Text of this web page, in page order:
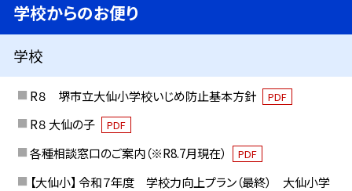
学校からのお便り
学校
R８ 堺市立大仙小学校いじめ防止基本方針 PDF
R８ 大仙の子 PDF
各種相談窓口のご案内（※R8.7月現在） PDF
【大仙小】 令和７年度 学校力向上プラン（最終） 大仙小学